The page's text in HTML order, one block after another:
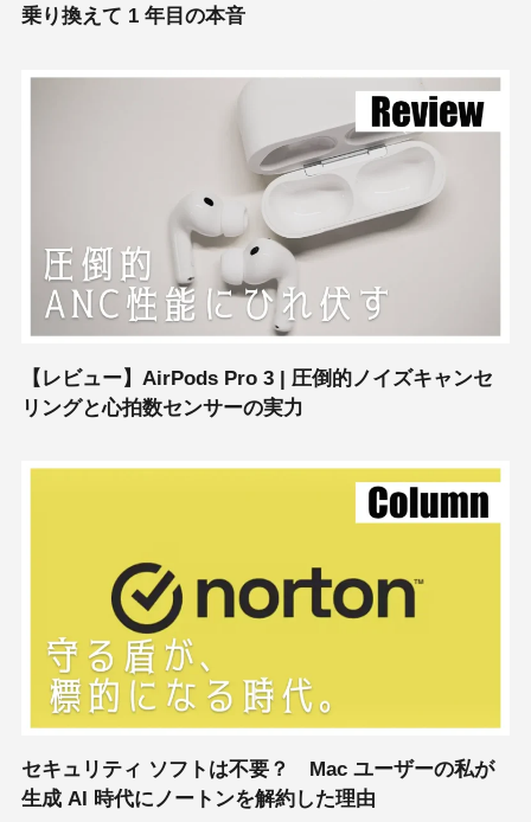
乗り換えて 1 年目の本音
【レビュー】AirPods Pro 3 | 圧倒的ノイズキャンセ
リングと心拍数センサーの実力
セキュリティ ソフトは不要？ Mac ユーザーの私が
生成 AI 時代にノートンを解約した理由